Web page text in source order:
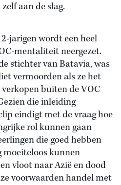
aan de slag.
jarigen wordt een heel
mentaliteit neergezet.
stichter van Batavia, was
vermoorden als ze het
buiten de VOC
die inleiding
eindigt met de vraag hoe
rol kunnen gaan
die goed hebben
moeiteloos kunnen
vloot naar Azië en dood
voorwaarden handel met